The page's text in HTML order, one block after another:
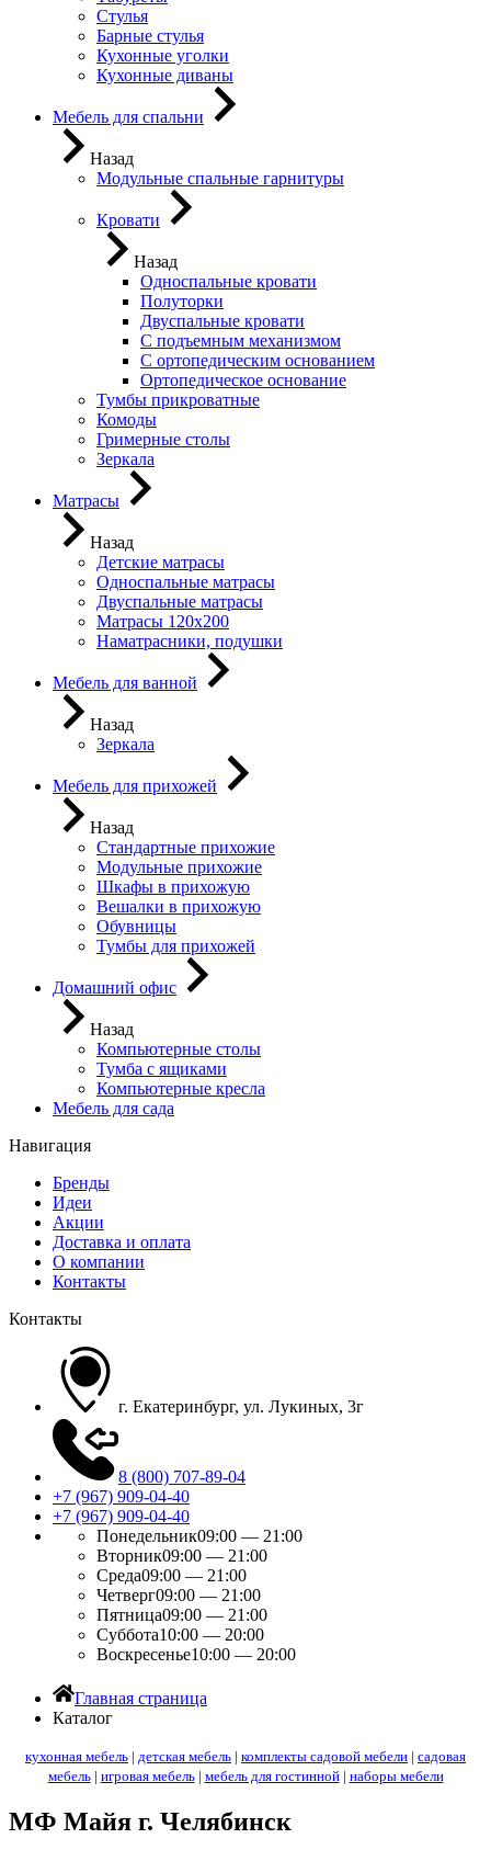
Стулья
Барные стулья
Кухонные уголки
Кухонные диваны
Мебель для спальни
Назад
Модульные спальные гарнитуры
Кровати
Назад
Односпальные кровати
Полуторки
Двуспальные кровати
С подъемным механизмом
С ортопедическим основанием
Ортопедическое основание
Тумбы прикроватные
Комоды
Гримерные столы
Зеркала
Матрасы
Назад
Детские матрасы
Односпальные матрасы
Двуспальные матрасы
Матрасы 120х200
Наматрасники, подушки
Мебель для ванной
Назад
Зеркала
Мебель для прихожей
Назад
Стандартные прихожие
Модульные прихожие
Шкафы в прихожую
Вешалки в прихожую
Обувницы
Тумбы для прихожей
Домашний офис
Назад
Компьютерные столы
Тумба с ящиками
Компьютерные кресла
Мебель для сада
Навигация
Бренды
Идеи
Акции
Доставка и оплата
О компании
Контакты
Контакты
г. Екатеринбург, ул. Лукиных, 3г
8 (800) 707-89-04
+7 (967) 909-04-40
+7 (967) 909-04-40
Понедельник09:00 — 21:00
Вторник09:00 — 21:00
Среда09:00 — 21:00
Четверг09:00 — 21:00
Пятница09:00 — 21:00
Суббота10:00 — 20:00
Воскресенье10:00 — 20:00
Главная страница
Каталог
кухонная мебель | детская мебель | комплекты садовой мебели | садовая
мебель| игровая мебель| мебель для гостинной| наборы мебели
МФ Майя г. Челябинск